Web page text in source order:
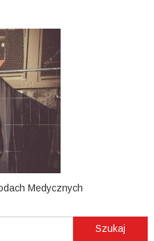
Medycznych
Szukaj: